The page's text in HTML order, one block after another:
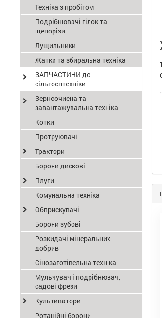
Техніка з пробігом
Подрібнювачі гілок та
щепорізи
Лущильники
Жатки та збиральна техніка
ЗАПЧАСТИНИ до
сільгосптехніки
Зерноочисна та
завантажувальна техніка
Котки
Протруювачі
Трактори
Борони дискові
Плуги
Комунальна техніка
Обприскувачі
Борони зубові
Розкидачі мінеральних
добрив
Сінозаготівельна техніка
Мульчувач і подрібнювач,
садові фрези
Культиватори
Ротаційні борони